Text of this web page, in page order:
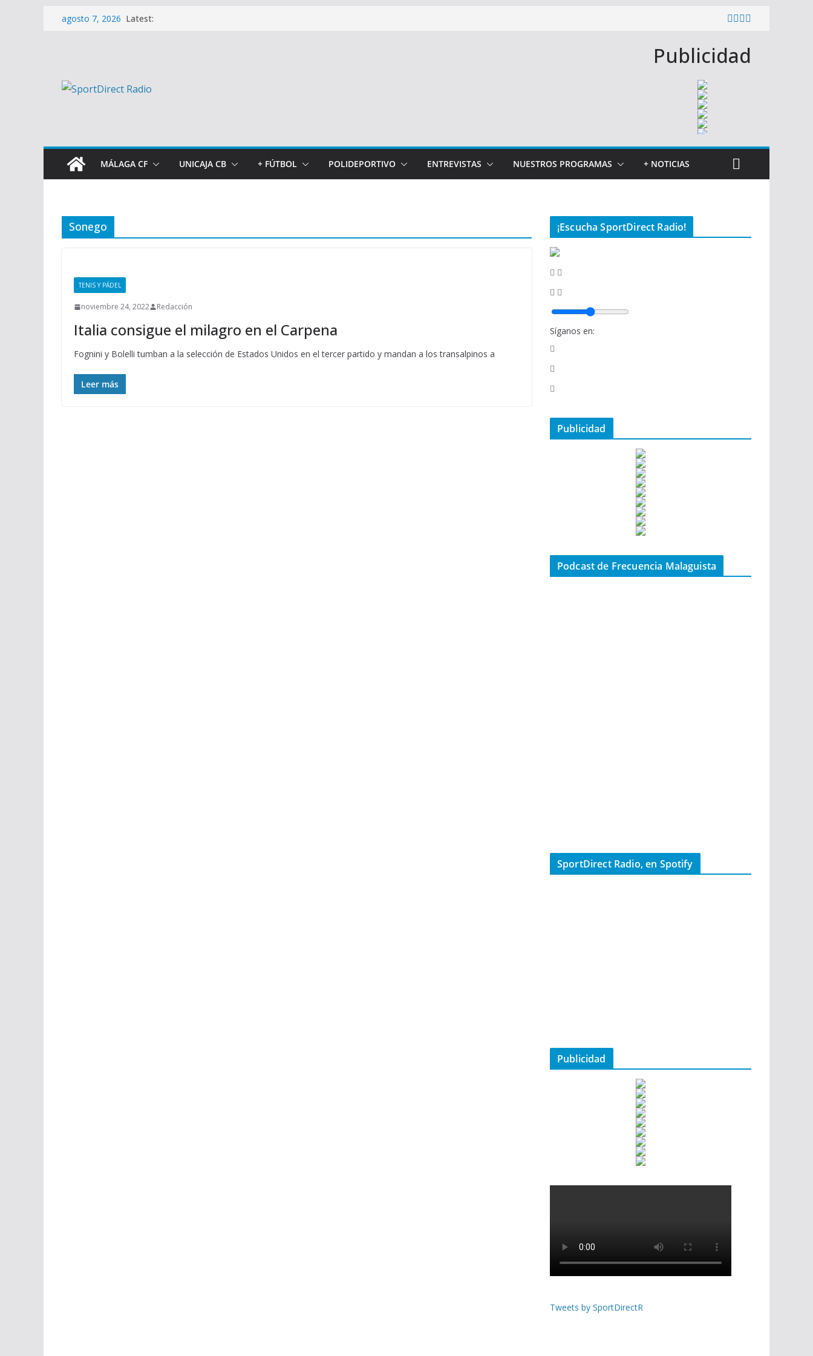
Saltaragosto 7, 2026 Latest:
Publicidad
MÁLAGA CF UNICAJA CB + FÚTBOL POLIDEPORTIVO ENTREVISTAS NUESTROS PROGRAMAS + NOTICIAS
Sonego
TENIS Y PÁDEL
noviembre 24, 2022 Redacción
Italia consigue el milagro en el Carpena
Fognini y Bolelli tumban a la selección de Estados Unidos en el tercer partido y mandan a los transalpinos a
Leer más
¡Escucha SportDirect Radio!
Síganos en:
Publicidad
Podcast de Frecuencia Malaguista
SportDirect Radio, en Spotify
Publicidad
Tweets by SportDirectR